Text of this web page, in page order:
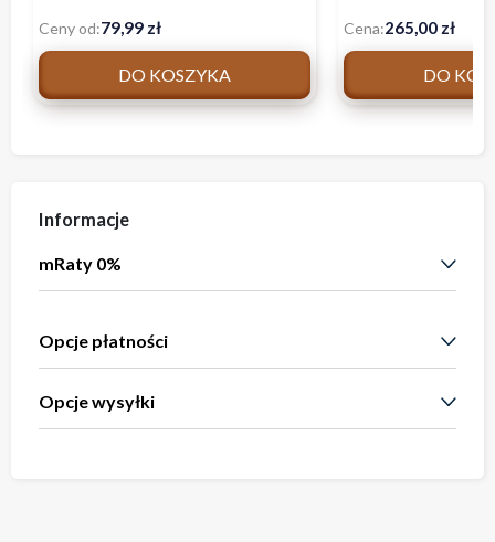
Informacje
mRaty 0%
Opcje płatności
Opcje wysyłki
Ceny od:79,99 zł
DO KOSZYKA
Cena:265,00 zł
DO